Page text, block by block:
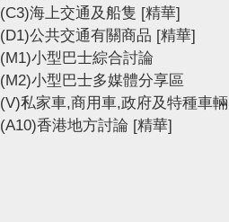
(C3)海上交通及船隻 [精華]
(D1)公共交通有關商品 [精華]
(M1)小型巴士綜合討論
(M2)小型巴士多媒體分享區
(V)私家車,商用車,政府及特種車輛
(A10)香港地方討論 [精華]